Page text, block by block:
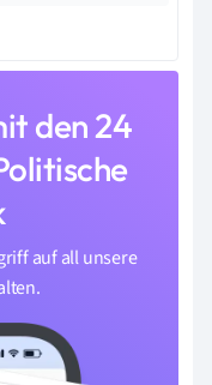
den 24
auf all unsere